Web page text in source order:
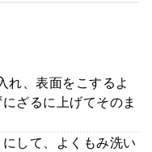
れ、表面をこするよ
ざるに上げてそのま
して、よくもみ洗い